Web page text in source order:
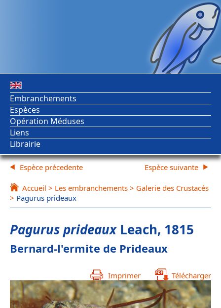
Embranchements
Espèces
Opération Méduses
Liens
Librairie
Espèce précedente
Accueil > Les embranchements > Galerie des Crustacés
> Pagurus prideaux
Espèce suivante
Pagurus prideauxLeach, 1815
Bernard-l'ermite de Prideaux
Imprimer Télécharger